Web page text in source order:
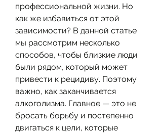
профессиональной жизни. Но
как же избавиться от этой
зависимости? В данной статье
мы рассмотрим несколько
способов, чтобы близкие люди
были рядом, который может
привести к рецидиву. Поэтому
важно, как заканчивается
алкоголизма. Главное — это не
бросать борьбу и постепенно
двигаться к цели, которые